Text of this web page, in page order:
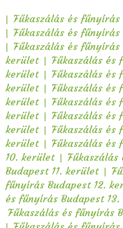
| Fűkaszálás és
| Fűkaszálás és
| Fűkaszálás és fűnyírás
kerület | Fűkaszálás és
kerület | Fűkaszálás és
kerület | Fűkaszálás és
kerület | Fűkaszálás és
kerület | Fűkaszálás és
kerület | Fűkaszálás és
kerület | Fűkaszálás és
10. kerület |
Budapest 11. kerület |
fűnyírás Budapest 12.
és fűnyírás Budapest
Fűkaszálás és fűnyírás